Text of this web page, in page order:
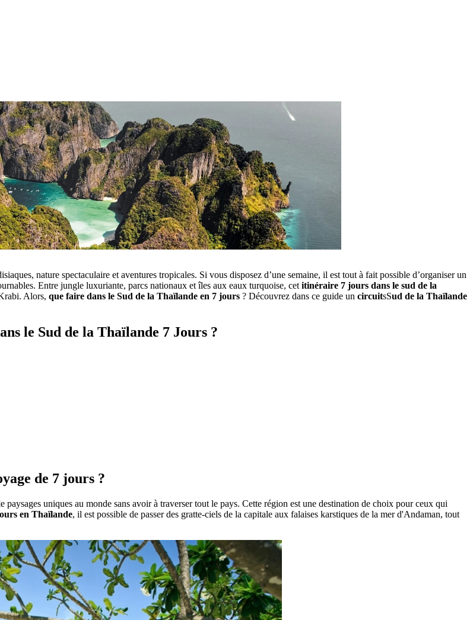
nature spectaculaire et aventures tropicales. Si vous disposez d’une semaine, il est tout à fait possible d’organiser un
Entre jungle luxuriante, parcs nationaux et îles aux eaux turquoise, cet itinéraire 7 jours dans le sud de la
Alors, que faire dans le Sud de la Thaïlande en 7 jours ? Découvrez dans ce guide un circuitsSud de la Thaïlande
le Sud de la Thaïlande 7 Jours ?
de 7 jours ?
paysages uniques au monde sans avoir à traverser tout le pays. Cette région est une destination de choix pour ceux qui
en Thaïlande, il est possible de passer des gratte-ciels de la capitale aux falaises karstiques de la mer d'Andaman, tout